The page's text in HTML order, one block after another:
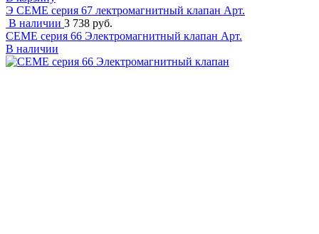
Э CEME серия 67 лектромагнитный клапан Арт.
В наличии 3 738 руб.
CEME серия 66 Электромагнитный клапан Арт.
В наличии